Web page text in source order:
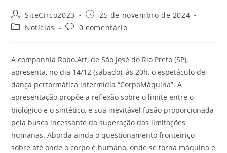
SiteCirco2023
25 de novembro de 2024
Notícias
0 comentário
A companhia Robo.Art, de São José do Rio Preto (SP),
apresenta, no dia 14/12 (sábado), às 20h, o espetáculo de
dança performática intermídia “CorpoMáquina”. A
apresentação propõe a reflexão sobre o limite entre o
biológico e o sintético, e sua inevitável fusão proporcionada
pela busca incessante da superação das limitações
humanas. Aborda ainda o questionamento fronteiriço
sobre até onde o corpo é humano, onde se torna máquina e